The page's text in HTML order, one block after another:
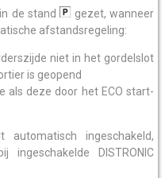
de stand
gezet, wanneer
afstandsregeling:
niet in het gordelslot
is geopend
als deze door het ECO start-
automatisch ingeschakeld,
DISTRONIC